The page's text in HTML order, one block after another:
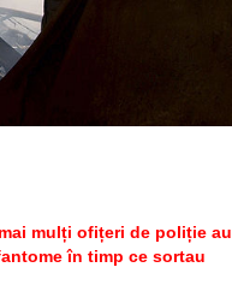
mulți ofițeri de poliție au
în timp ce sortau